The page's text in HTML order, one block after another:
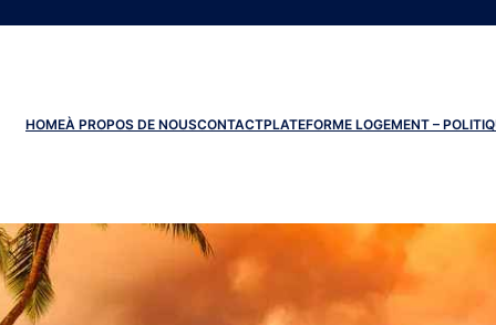
HOMEÀ PROPOS DE NOUSCONTACTPLATEFORME LOGEMENT –